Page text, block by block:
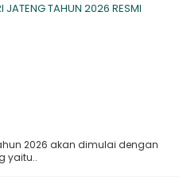
JATENG TAHUN 2026 RESMI
2026 akan dimulai dengan
yaitu..